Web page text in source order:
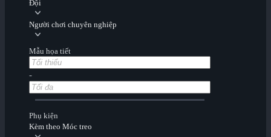
Đội
Người chơi chuyên nghiệp
Mẫu họa tiết
-
Phụ kiện
Kèm theo Móc treo